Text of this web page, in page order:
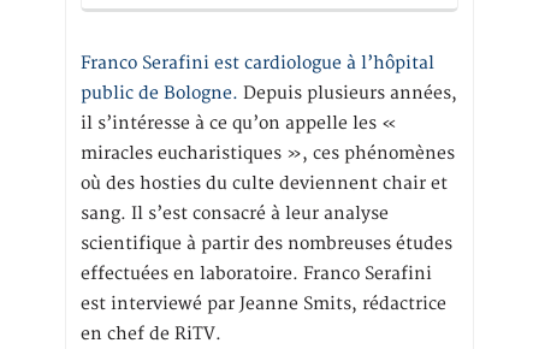
Franco Serafini est cardiologue à l’hôpital
public de Bologne. Depuis plusieurs années,
il s’intéresse à ce qu’on appelle les «
miracles eucharistiques », ces phénomènes
où des hosties du culte deviennent chair et
sang. Il s’est consacré à leur analyse
scientifique à partir des nombreuses études
effectuées en laboratoire. Franco Serafini
est interviewé par Jeanne Smits, rédactrice
en chef de RiTV.